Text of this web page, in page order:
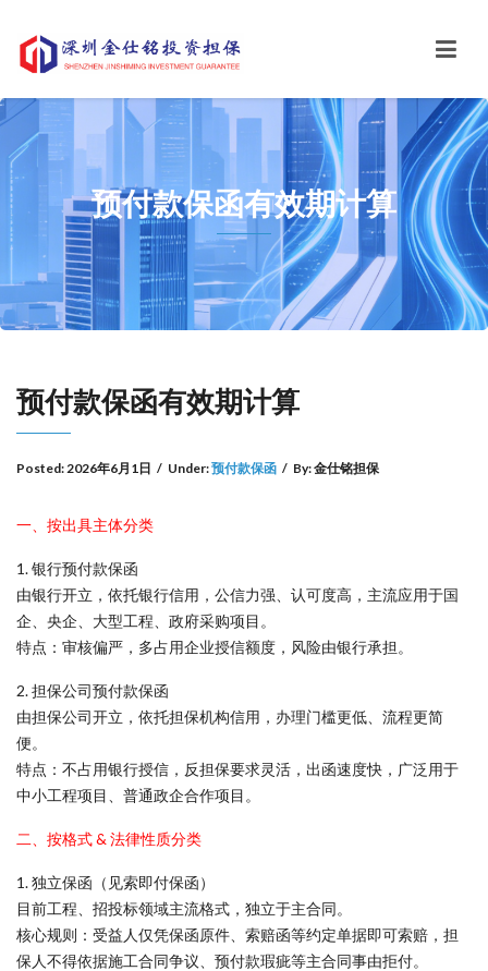
预付款保函有效期计算
预付款保函有效期计算
Posted:2026年6月1日 / Under:预付款保函 / By:金仕铭担保
一、按出具主体分类
1. 银行预付款保函
由银行开立，依托银行信用，公信力强、认可度高，主流应用于国
企、央企、大型工程、政府采购项目。
特点：审核偏严，多占用企业授信额度，风险由银行承担。
2. 担保公司预付款保函
由担保公司开立，依托担保机构信用，办理门槛更低、流程更简
便。
特点：不占用银行授信，反担保要求灵活，出函速度快，广泛用于
中小工程项目、普通政企合作项目。
二、按格式 & 法律性质分类
1. 独立保函（见索即付保函）
目前工程、招投标领域主流格式，独立于主合同。
核心规则：受益人仅凭保函原件、索赔函等约定单据即可索赔，担
保人不得依据施工合同争议、预付款瑕疵等主合同事由拒付。